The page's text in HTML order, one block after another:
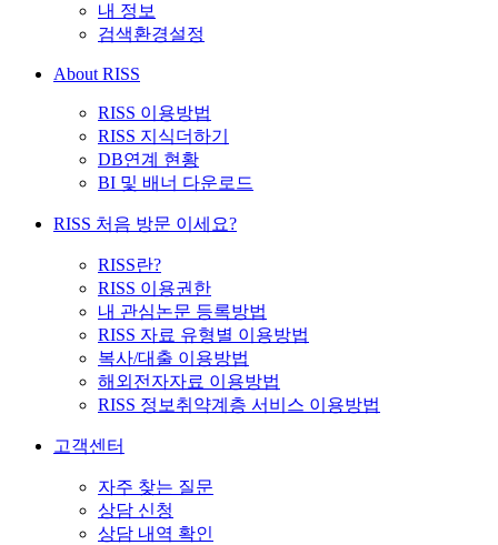
내 정보
검색환경설정
About RISS
RISS 이용방법
RISS 지식더하기
DB연계 현황
BI 및 배너 다운로드
RISS 처음 방문 이세요?
RISS란?
RISS 이용권한
내 관심논문 등록방법
RISS 자료 유형별 이용방법
복사/대출 이용방법
해외전자자료 이용방법
RISS 정보취약계층 서비스 이용방법
고객센터
자주 찾는 질문
상담 신청
상담 내역 확인